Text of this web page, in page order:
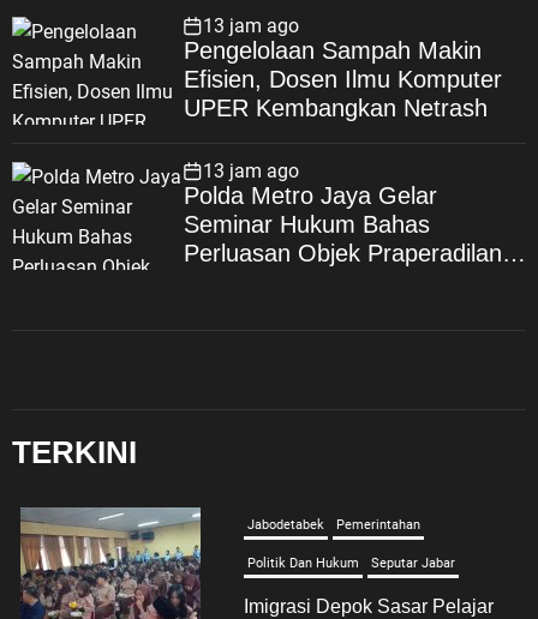
Keluarga Berkualitas
13 jam ago
Pengelolaan Sampah Makin
Efisien, Dosen Ilmu Komputer
UPER Kembangkan Netrash
13 jam ago
Polda Metro Jaya Gelar
Seminar Hukum Bahas
Perluasan Objek Praperadilan
TERKINI
Jabodetabek Pemerintahan
Politik Dan Hukum Seputar Jabar
Imigrasi Depok Sasar Pelajar